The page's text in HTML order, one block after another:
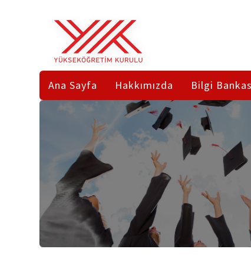
Hakkımızda
Mevzuat
Faaliyetler
Lisansüstü
Tezlerin
Araştırma
Hizmetine
Sunulması
Sorulan
Sorular
Ana Sayfa Hakkımızda Bilgi